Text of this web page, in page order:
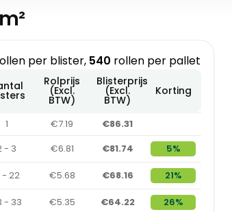
per blister, 540 rollen per pallet
Rolprijs
(Excl.
BTW)
Blisterprijs
(Excl.
BTW)
Korting
1 €7.19
€86.31
- 3
€6.81 €81.74 5%
- 22 €5.68 €68.16 21%
- 33 €5.35 €64.22 26%